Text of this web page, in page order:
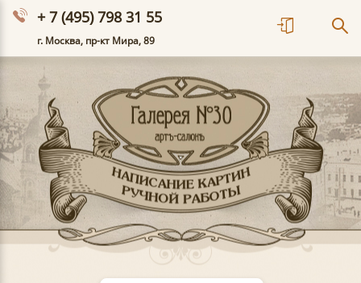
+ 7 (495) 798 31 55
г. Москва, пр-кт Мира, 89